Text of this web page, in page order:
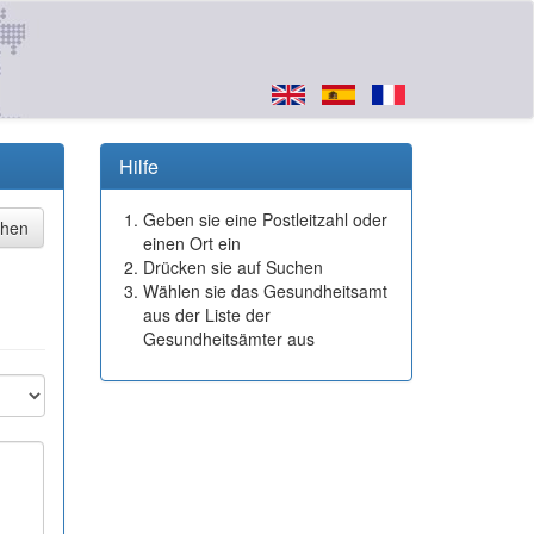
Hilfe
Geben sie eine Postleitzahl oder
einen Ort ein
Drücken sie auf Suchen
Wählen sie das Gesundheitsamt
aus der Liste der
Gesundheitsämter aus